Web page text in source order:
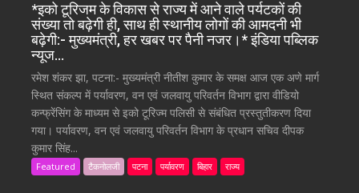
*इको टूरिजम के विकास से राज्य में आने वाले पर्यटकों की
संख्या तो बढ़ेगी ही, साथ ही स्थानीय लोगों की आमदनी भी
बढ़ेगी:- मुख्यमंत्री, हर खबर पर पैनी नजर।* इंडिया पब्लिक
न्यूज…
रमेश शंकर झा, पटना:- मुख्यमंत्री नीतीश कुमार के समक्ष आज एक अणे मार्ग
स्थित संकल्प में पर्यावरण, वन एवं जलवायु परिवर्तन विभाग द्वारा वीडियो
कन्फ्रेंसिंग के माध्यम से इको टूरिज्म पलिसी से संबंधित प्रस्तुतीकरण दिया
गया। पर्यावरण, वन एवं जलवायु परिवर्तन विभाग के प्रधान सचिव दीपक
कुमार सिंह...
Featured टैकनोलजी पटना पर्यावरण बिहार राज्य